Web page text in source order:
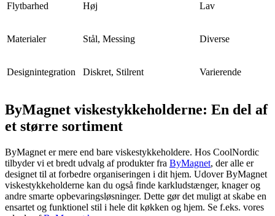
Flytbarhed Høj Lav
Materialer Stål, Messing Diverse
Designintegration Diskret, Stilrent Varierende
ByMagnet viskestykkeholderne: En del af
et større sortiment
ByMagnet er mere end bare viskestykkeholdere. Hos CoolNordic
tilbyder vi et bredt udvalg af produkter fra ByMagnet, der alle er
designet til at forbedre organiseringen i dit hjem. Udover ByMagnet
viskestykkeholderne kan du også finde karkludstænger, knager og
andre smarte opbevaringsløsninger. Dette gør det muligt at skabe en
ensartet og funktionel stil i hele dit køkken og hjem. Se f.eks. vores